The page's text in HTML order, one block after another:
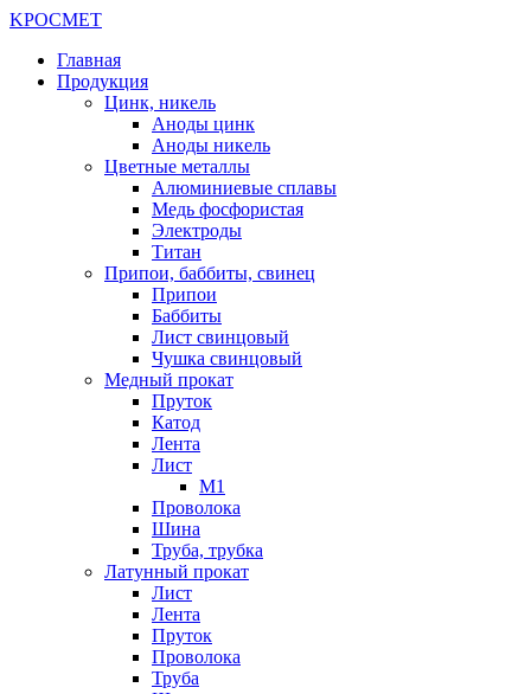
KРОСМЕТ
Главная
Продукция
Цинк, никель
Аноды цинк
Аноды никель
Цветные металлы
Алюминиевые сплавы
Медь фосфористая
Электроды
Титан
Припои, баббиты, свинец
Припои
Баббиты
Лист свинцовый
Чушка свинцовый
Медный прокат
Пруток
Катод
Лента
Лист
М1
Проволока
Шина
Труба, трубка
Латунный прокат
Лист
Лента
Пруток
Проволока
Труба